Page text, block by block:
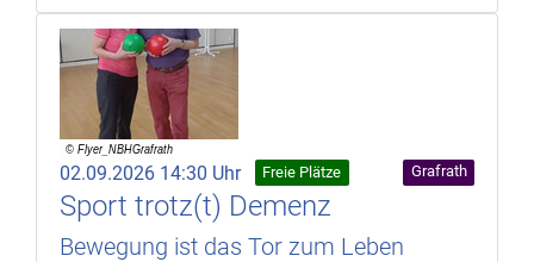
02.09.2026 14:30 Uhr Freie Plätze Grafrath
Sport trotz(t) Demenz
Bewegung ist das Tor zum Leben